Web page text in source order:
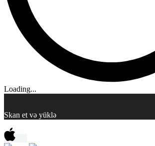
Loading...
Skan et və yüklə